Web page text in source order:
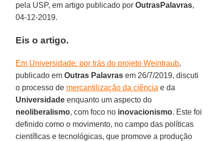
pela USP, em artigo publicado porOutrasPalavras,
04-12-2019.
Eis o artigo.
Em Universidade: por trás do projeto Weintraub,
publicado emOutras Palavras em 26/7/2019, discuti
o processo de mercantilização da ciência e da
Universidade enquanto um aspecto do
neoliberalismo, com foco no inovacionismo. Este foi
definido como o movimento, no campo das políticas
científicas e tecnológicas, que promove a produção